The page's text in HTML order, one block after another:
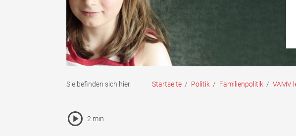
Sie befinden sich hier: Startseite / Politik / Familienpolitik / VAMV
Vorlesen Icon
Pause Icon
2 min